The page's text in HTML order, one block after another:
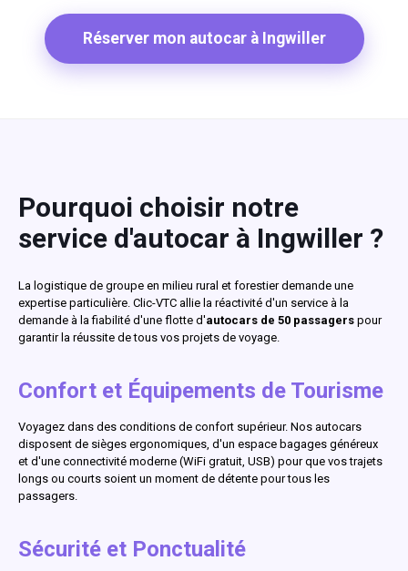
Réserver mon autocar à Ingwiller
Pourquoi choisir notre
service d'autocar à Ingwiller ?
La logistique de groupe en milieu rural et forestier demande une
expertise particulière. Clic-VTC allie la réactivité d'un service à la
demande à la fiabilité d'une flotte d'autocars de 50 passagers pour
garantir la réussite de tous vos projets de voyage.
Confort et Équipements de Tourisme
Voyagez dans des conditions de confort supérieur. Nos autocars
disposent de sièges ergonomiques, d'un espace bagages généreux
et d'une connectivité moderne (WiFi gratuit, USB) pour que vos trajets
longs ou courts soient un moment de détente pour tous les
passagers.
Sécurité et Ponctualité